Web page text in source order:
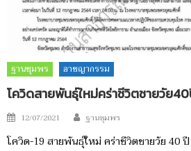
ฐานชุมพร อาชญากรรม
โควิดสายพันธุ์ใหม่คร่าชีวิตชายวัย
Posted
12/07/2021 Author
ฐานชุมพร
โควิด-19 สายพันธุ์ใหม่ คร่าชีวิตชายวัย 40